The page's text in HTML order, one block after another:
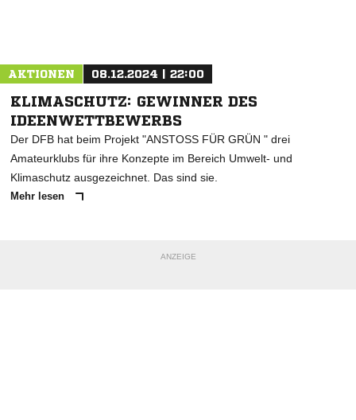
AKTIONEN 08.12.2024 | 22:00
KLIMASCHUTZ: GEWINNER DES
IDEENWETTBEWERBS
Der DFB hat beim Projekt "ANSTOSS FÜR GRÜN " drei
Amateurklubs für ihre Konzepte im Bereich Umwelt- und
Klimaschutz ausgezeichnet. Das sind sie.
Mehr lesen
ANZEIGE